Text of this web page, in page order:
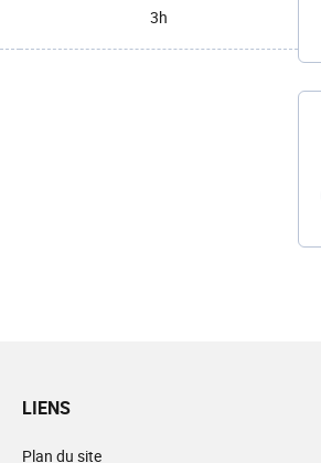
3h
LIENS
Plan du site